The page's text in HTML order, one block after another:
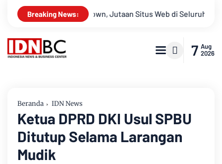
Breaking News:
Down, Jutaan Situs Web di Seluruh Dunia Lumpuh
7 Aug
2026
Beranda IDN News
Ketua DPRD DKI Usul SPBU
Ditutup Selama Larangan
Mudik